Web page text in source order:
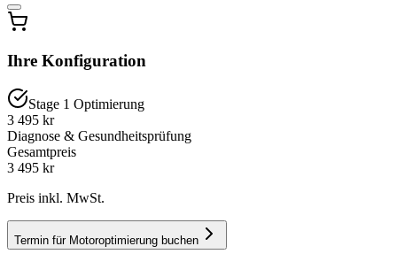
Ihre Konfiguration
Stage 1 Optimierung
3 495 kr
Diagnose & Gesundheitsprüfung
Gesamtpreis
3 495 kr
Preis inkl. MwSt.
Termin für Motoroptimierung buchen